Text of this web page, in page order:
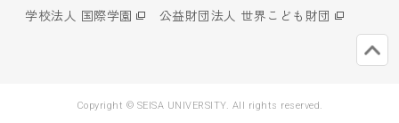
学校法人 国際学園
公益財団法人 世界こども財団
Copyright © SEISA UNIVERSITY. All rights reserved.